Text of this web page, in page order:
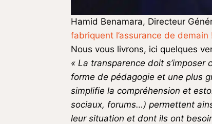
Hamid Benamara, Directeur
fabriquent l’assurance de demain
Nous vous livrons, ici quelques
« La transparence doit
forme de pédagogie et une plus
simplifie la compréhension et
sociaux, forums…) permettent
leur situation et dont ils ont